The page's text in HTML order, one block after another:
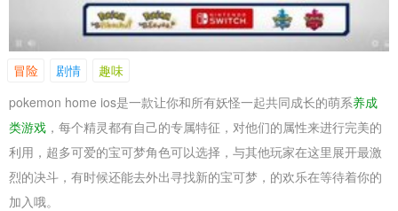
冒险 剧情
趣味
pokemon home ios是一款让你和所有妖怪一起共同成长的萌系养成
类游戏 ，每个精灵都有自己的专属特征，对他们的属性来进行完美的
利用，超多可爱的宝可梦角色可以选择，与其他玩家在这里展开最激
烈的决斗，有时候还能去外出寻找新的宝可梦，的欢乐在等待着你的
加入哦。